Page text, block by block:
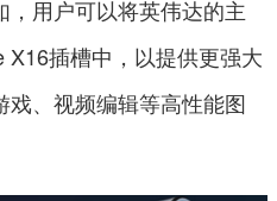
用户可以将英伟达的主
插槽中，以提供更强大
、视频编辑等高性能图